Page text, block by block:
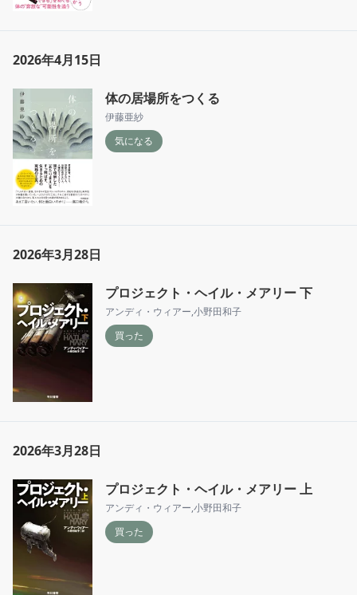
2026年4月15日
体の居場所をつくる
伊藤亜紗
気になる
2026年3月28日
プロジェクト・ヘイル・メアリー 下
アンディ・ウィアー,小野田和子
買った
2026年3月28日
プロジェクト・ヘイル・メアリー 上
アンディ・ウィアー,小野田和子
買った